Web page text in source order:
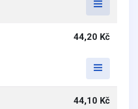
44,20 Kč
44,10 Kč